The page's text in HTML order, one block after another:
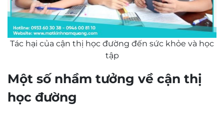
Tác hại của cận thị học đường đến sức khỏe và học
tập
Một số nhầm tưởng về cận thị
học đường